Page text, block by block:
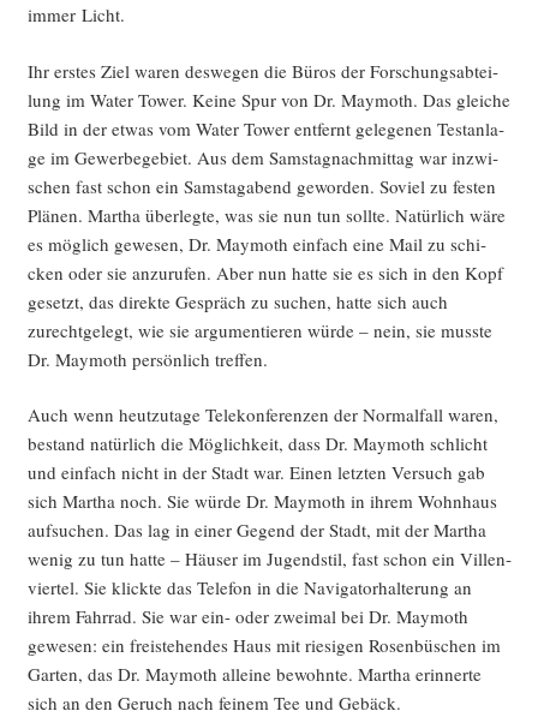
immer Licht.
Ihr ers­tes Ziel waren des­we­gen die Büros der For­schungs­ab­tei­
lung im Water Tower. Kei­ne Spur von Dr. May­mo­th. Das glei­che
Bild in der etwas vom Water Tower ent­fernt gele­ge­nen Test­an­la­
ge im Gewer­be­ge­biet. Aus dem Sams­tag­nach­mit­tag war inzwi­
schen fast schon ein Sams­tag­abend gewor­den. Soviel zu fes­ten
Plä­nen. Mar­tha über­leg­te, was sie nun tun soll­te. Natür­lich wäre
es mög­lich gewe­sen, Dr. May­mo­th ein­fach eine Mail zu schi­
cken oder sie anzu­ru­fen. Aber nun hat­te sie es sich in den Kopf
gesetzt, das direk­te Gespräch zu suchen, hat­te sich auch
zurecht­ge­legt, wie sie argu­men­tie­ren wür­de – nein, sie muss­te
Dr. May­mo­th per­sön­lich treffen.
Auch wenn heut­zu­ta­ge Tele­kon­fe­ren­zen der Nor­mal­fall waren,
bestand natür­lich die Mög­lich­keit, dass Dr. May­mo­th schlicht
und ein­fach nicht in der Stadt war. Einen letz­ten Ver­such gab
sich Mar­tha noch. Sie wür­de Dr. May­mo­th in ihrem Wohn­haus
auf­su­chen. Das lag in einer Gegend der Stadt, mit der Mar­tha
wenig zu tun hat­te – Häu­ser im Jugend­stil, fast schon ein Vil­len­
vier­tel. Sie klick­te das Tele­fon in die Navi­ga­tor­hal­te­rung an
ihrem Fahr­rad. Sie war ein- oder zwei­mal bei Dr. May­mo­th
gewe­sen: ein frei­ste­hen­des Haus mit rie­si­gen Rosen­bü­schen im
Gar­ten, das Dr. May­mo­th allei­ne bewohn­te. Mar­tha erin­ner­te
sich an den Geruch nach fei­nem Tee und Gebäck.